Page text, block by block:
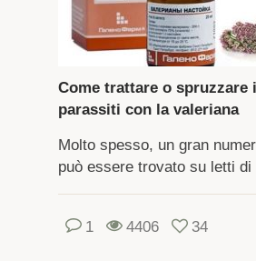
Come trattare o spruzzare
parassiti con la valeriana
Molto spesso, un gran
può essere trovato su letti
1 4406 34